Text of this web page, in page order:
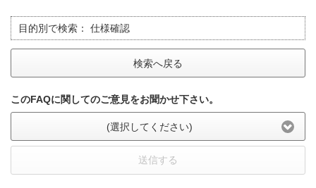
目的別で検索： 仕様確認
検索へ戻る
このFAQに関してのご意見をお聞かせ下さい。
(選択してください)
送信する